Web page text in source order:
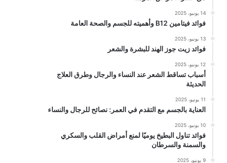
14 يونيو، 2025
فوائد فيتامين B12 وأهميته للجسم والصحة العامة
13 يونيو، 2025
فوائد زيت جوز الهند للبشرة والشعر
12 يونيو، 2025
أسباب تساقط الشعر عند النساء والرجال وطرق العلاج
الحديثة
11 يونيو، 2025
العناية بالجسم مع التقدم في العمر: نصائح للرجال والنساء
10 يونيو، 2025
فوائد تناول البطيخ يوميًا لمنع أمراض القلب والسكري
والسمنة والسرطان
9 يونيو، 2025